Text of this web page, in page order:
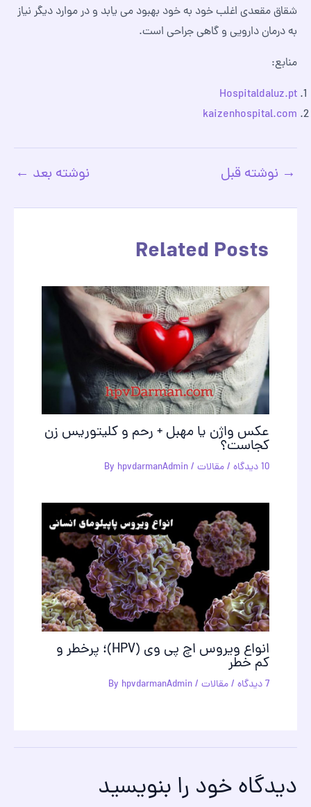
شقاق مقعدی اغلب خود به خود بهبود می یابد و در موارد دیگر نیاز
به درمان دارویی و گاهی جراحی است.
منابع:
Hospitaldaluz.pt
kaizenhospital.com
پیمایش
→ نوشته قبل نوشته بعد ←
Related Posts
عکس واژن یا مهبل + رحم و کليتوريس زن
کجاست؟
10 دیدگاه /مقالات / By
hpvdarmanAdmin
انواع ویروس اچ پی وی (HPV)؛ پرخطر و
کم خطر
7 دیدگاه /مقالات / By
hpvdarmanAdmin
دیدگاه‌ خود را بنویسید